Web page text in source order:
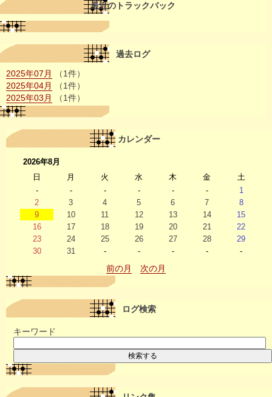
最近のトラックバック
過去ログ
2025年07月
（1件）
2025年04月
（1件）
2025年03月
（1件）
カレンダー
2026年8月
日
月 火 水 木 金
土
-
- - - - -
1
2
3 4 5 6 7
8
9
10 11 12 13 14
15
16
17 18 19 20 21
22
23
24 25 26 27 28
29
30
31 - - - - -
前の月 次の月
ログ検索
キーワード